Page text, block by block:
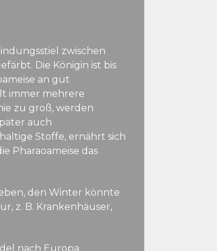
zwischen
Die Königin ist bis
an gut
immer mehrere
zu groß, werden
auch
Stoffe, ernährt sich
Pharaoameise das
den Winter könnte
z. B. Krankenhäuser,
nach Europa